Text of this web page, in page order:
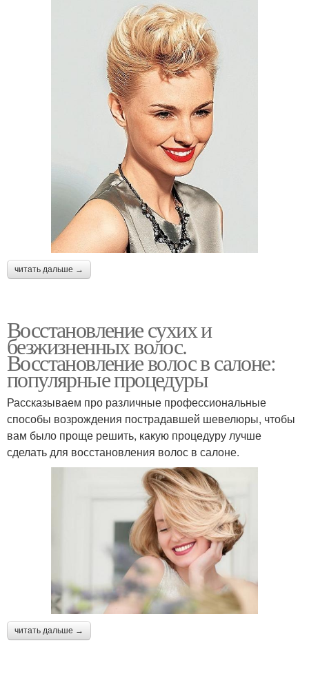
читать дальше →
Восстановление сухих и
безжизненных волос.
Восстановление волос в салоне:
популярные процедуры
Рассказываем про различные профессиональные
способы возрождения пострадавшей шевелюры, чтобы
вам было проще решить, какую процедуру лучше
сделать для восстановления волос в салоне.
читать дальше →